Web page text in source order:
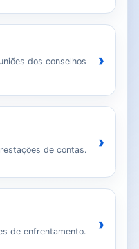
dos conselhos
›
de contas. ›
de enfrentamento. ›